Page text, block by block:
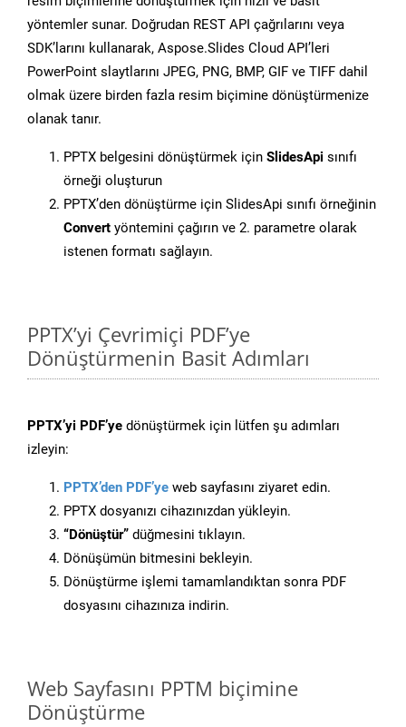
yöntemler sunar. Doğrudan REST API çağrılarını veya
SDK’larını kullanarak, Aspose.Slides Cloud API’leri
PowerPoint slaytlarını JPEG, PNG, BMP, GIF ve TIFF dahil
olmak üzere birden fazla resim biçimine dönüştürmenize
olanak tanır.
PPTX belgesini dönüştürmek için SlidesApi sınıfı
örneği oluşturun
PPTX’den dönüştürme için SlidesApi sınıfı örneğinin
Convert yöntemini çağırın ve 2. parametre olarak
istenen formatı sağlayın.
PPTX’yi Çevrimiçi PDF’ye
Dönüştürmenin Basit Adımları
PPTX’yi PDF’ye dönüştürmek için lütfen şu adımları
izleyin:
PPTX’den PDF’ye web sayfasını ziyaret edin.
PPTX dosyanızı cihazınızdan yükleyin.
“Dönüştür” düğmesini tıklayın.
Dönüşümün bitmesini bekleyin.
Dönüştürme işlemi tamamlandıktan sonra PDF
dosyasını cihazınıza indirin.
Web Sayfasını PPTM biçimine
Dönüştürme